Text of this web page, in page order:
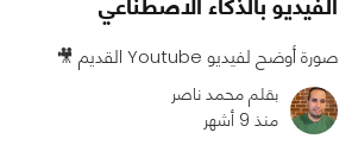
صورة أوضح لفيديو Youtube القديم 🎥
بقلم محمد ناصر
منذ 9 أشهر